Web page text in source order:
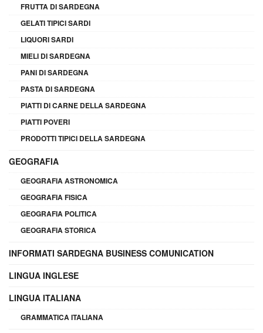
FRUTTA DI SARDEGNA
GELATI TIPICI SARDI
LIQUORI SARDI
MIELI DI SARDEGNA
PANI DI SARDEGNA
PASTA DI SARDEGNA
PIATTI DI CARNE DELLA SARDEGNA
PIATTI POVERI
PRODOTTI TIPICI DELLA SARDEGNA
GEOGRAFIA
GEOGRAFIA ASTRONOMICA
GEOGRAFIA FISICA
GEOGRAFIA POLITICA
GEOGRAFIA STORICA
INFORMATI SARDEGNA BUSINESS COMUNICATION
LINGUA INGLESE
LINGUA ITALIANA
GRAMMATICA ITALIANA